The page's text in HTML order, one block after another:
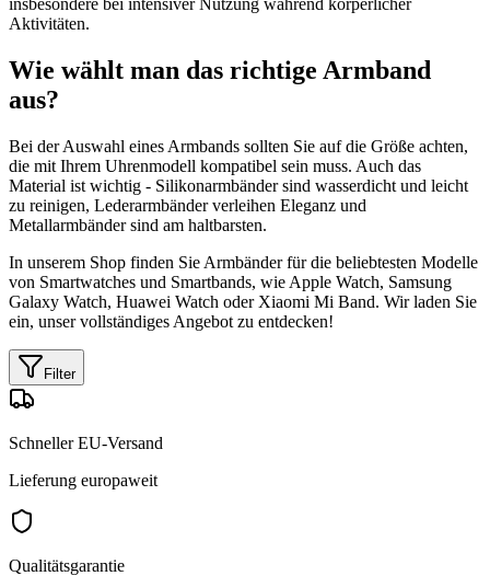
insbesondere bei intensiver Nutzung während körperlicher
Aktivitäten.
Wie wählt man das richtige Armband
aus?
Bei der Auswahl eines Armbands sollten Sie auf die Größe achten,
die mit Ihrem Uhrenmodell kompatibel sein muss. Auch das
Material ist wichtig - Silikonarmbänder sind wasserdicht und leicht
zu reinigen, Lederarmbänder verleihen Eleganz und
Metallarmbänder sind am haltbarsten.
In unserem Shop finden Sie Armbänder für die beliebtesten Modelle
von Smartwatches und Smartbands, wie Apple Watch, Samsung
Galaxy Watch, Huawei Watch oder Xiaomi Mi Band. Wir laden Sie
ein, unser vollständiges Angebot zu entdecken!
Filter
Schneller EU-Versand
Lieferung europaweit
Qualitätsgarantie